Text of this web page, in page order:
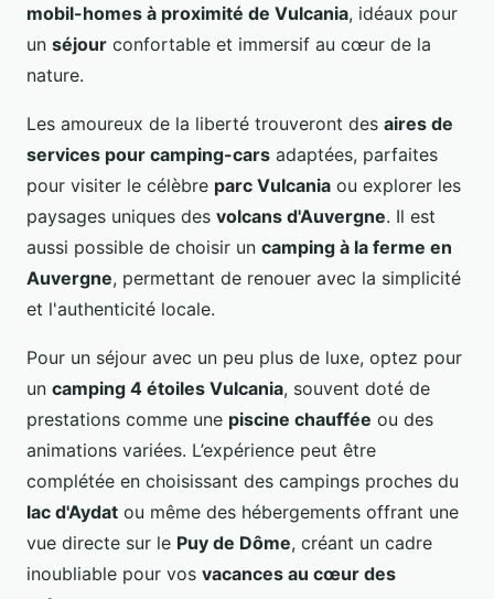
mobil-homes à proximité de Vulcania, idéaux pour
un séjour confortable et immersif au cœur de la
nature.
Les amoureux de la liberté trouveront des aires de
services pour camping-cars adaptées, parfaites
pour visiter le célèbre parc Vulcania ou explorer les
paysages uniques des volcans d'Auvergne. Il est
aussi possible de choisir un camping à la ferme en
Auvergne, permettant de renouer avec la simplicité
et l'authenticité locale.
Pour un séjour avec un peu plus de luxe, optez pour
un camping 4 étoiles Vulcania, souvent doté de
prestations comme une piscine chauffée ou des
animations variées. L’expérience peut être
complétée en choisissant des campings proches du
lac d'Aydat ou même des hébergements offrant une
vue directe sur le Puy de Dôme, créant un cadre
inoubliable pour vos vacances au cœur des